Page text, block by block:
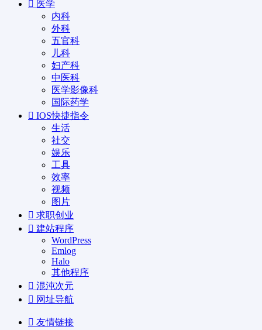
医学
内科
外科
五官科
儿科
妇产科
中医科
医学影像科
国际药学
IOS快捷指令
生活
社交
娱乐
工具
效率
视频
图片
求职创业
建站程序
WordPress
Emlog
Halo
其他程序
混沌次元
网址导航
友情链接